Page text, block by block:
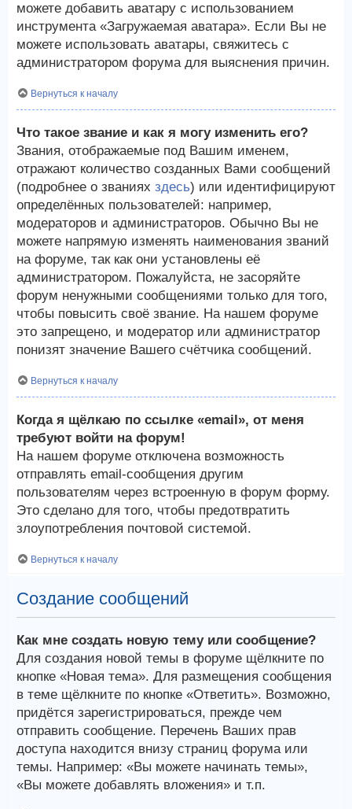
можете добавить аватару с использованием
инструмента «Загружаемая аватара». Если Вы не
можете использовать аватары, свяжитесь с
администратором форума для выяснения причин.
Вернуться к началу
Что такое звание и как я могу изменить его?
Звания, отображаемые под Вашим именем,
отражают количество созданных Вами сообщений
(подробнее о званиях здесь) или идентифицируют
определённых пользователей: например,
модераторов и администраторов. Обычно Вы не
можете напрямую изменять наименования званий
на форуме, так как они установлены её
администратором. Пожалуйста, не засоряйте
форум ненужными сообщениями только для того,
чтобы повысить своё звание. На нашем форуме
это запрещено, и модератор или администратор
понизят значение Вашего счётчика сообщений.
Вернуться к началу
Когда я щёлкаю по ссылке «email», от меня
требуют войти на форум!
На нашем форуме отключена возможность
отправлять email-сообщения другим
пользователям через встроенную в форум форму.
Это сделано для того, чтобы предотвратить
злоупотребления почтовой системой.
Вернуться к началу
Создание сообщений
Как мне создать новую тему или сообщение?
Для создания новой темы в форуме щёлкните по
кнопке «Новая тема». Для размещения сообщения
в теме щёлкните по кнопке «Ответить». Возможно,
придётся зарегистрироваться, прежде чем
отправить сообщение. Перечень Ваших прав
доступа находится внизу страниц форума или
темы. Например: «Вы можете начинать темы»,
«Вы можете добавлять вложения» и т.п.